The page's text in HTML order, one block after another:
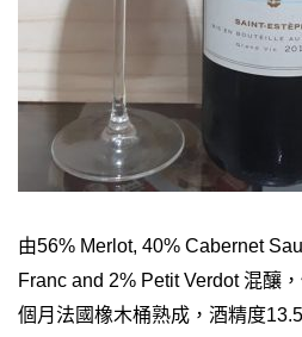
由56% Merlot, 40% Cabernet
Franc and 2% Petit Verdot 混釀
個月法國橡木桶熟成，酒精度